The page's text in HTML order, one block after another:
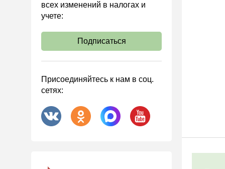
Охрана труда
Валютные операции
Налоговая система РФ
Налоговое планирование
Договоры
АО
всех изменений в налогах и
учете:
Подписаться
Присоединяйтесь к нам в соц.
сетях: